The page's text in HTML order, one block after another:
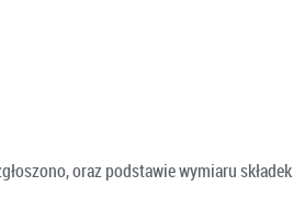
oraz podstawie wymiaru składek